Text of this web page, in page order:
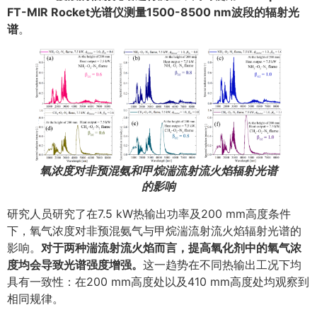
FT-MIR Rocket光谱仪测量1500-8500 nm波段的辐射光
谱。
氧浓度对非预混氨和甲烷湍流射流火焰辐射光谱
的影响
研究人员研究了在7.5 kW热输出功率及200 mm高度条件
下，氧气浓度对非预混氨气与甲烷湍流射流火焰辐射光谱的
影响。 对于两种湍流射流火焰而言，提高氧化剂中的氧气浓
度均会导致光谱强度增强。 这一趋势在不同热输出工况下均
具有一致性：在200 mm高度处以及410 mm高度处均观察到
相同规律。